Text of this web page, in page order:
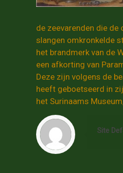
de zeevarenden die
slangen omkronkelde
het brandmerk van de
een afkorting van
Deze zijn volgens de
heeft geboetseerd in
het Surinaams
Site